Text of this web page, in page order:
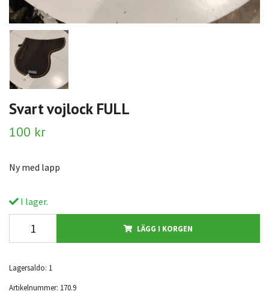
Svart vojlock FULL
100 kr
Ny med lapp
I lager.
LÄGG I KORGEN
Lagersaldo: 1
Artikelnummer: 170.9